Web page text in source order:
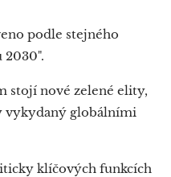
podle stejného
2030".
stojí nové zelené elity,
vykydaný globálními
klíčových funkcích